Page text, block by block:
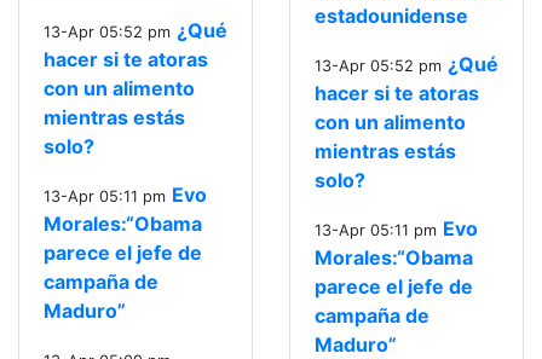
13-Apr 05:52 pm ¿Qué
hacer si te atoras
con un alimento
mientras estás
solo?
13-Apr 05:11 pm Evo
Morales:“Obama
parece el jefe de
campaña de
Maduro”
estadounidense
13-Apr 05:52 pm ¿Qué
hacer si te atoras
con un alimento
mientras estás
solo?
13-Apr 05:11 pm Evo
Morales:“Obama
parece el jefe de
campaña de
Maduro”